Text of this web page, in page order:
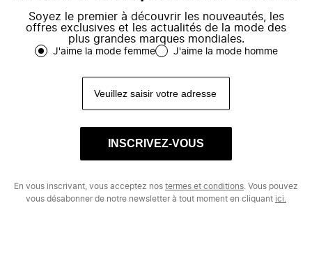
Soyez le premier à découvrir les nouveautés, les
offres exclusives et les actualités de la mode des
plus grandes marques mondiales.
J'aime la mode femme J'aime la mode homme
INSCRIVEZ-VOUS
En vous inscrivant, vous acceptez nos termes et conditions . Vous pouvez
vous désabonner de notre newsletter à tout moment en cliquant ici.